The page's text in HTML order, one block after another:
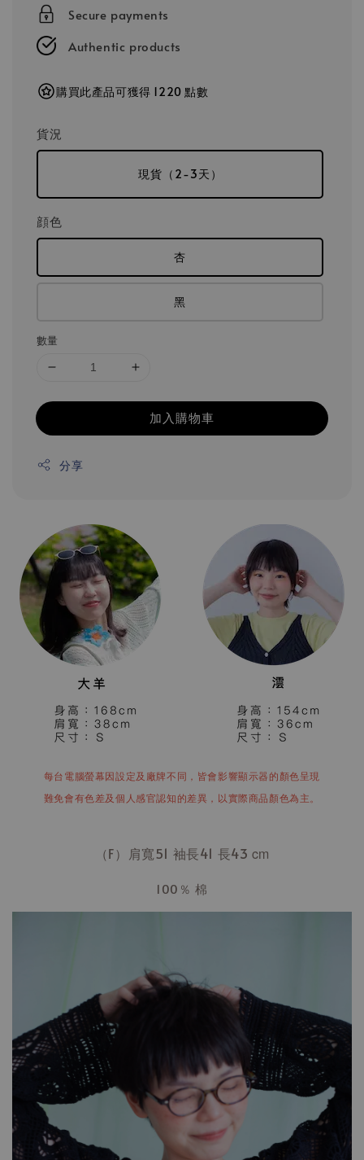
Secure payments
Authentic products
購買此產品可獲得 1220 點數
貨況
現貨（2-3天）
顔色
杏
黑
數量
加入購物車
分享
每台電腦螢幕因設定及廠牌不同，皆會影響顯示器的顏色呈現
難免會有色差及個人感官認知的差異，以實際商品顏色為主。
（F）肩寬51 袖長41 長43cm
100％ 棉